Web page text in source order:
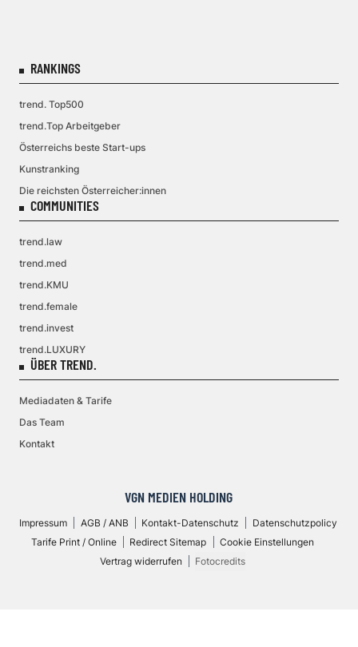
RANKINGS
trend. Top500
trend.Top Arbeitgeber
Österreichs beste Start-ups
Kunstranking
Die reichsten Österreicher:innen
COMMUNITIES
trend.law
trend.med
trend.KMU
trend.female
trend.invest
trend.LUXURY
ÜBER TREND.
Mediadaten & Tarife
Das Team
Kontakt
VGN MEDIEN HOLDING
Impressum AGB / ANB Kontakt-Datenschutz
Datenschutzpolicy
Tarife Print / Online
Redirect Sitemap
Cookie Einstellungen
Vertrag widerrufen
Fotocredits